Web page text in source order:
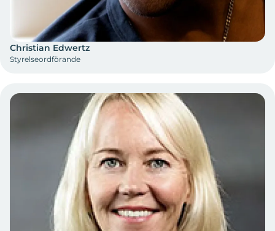
Christian Edwertz
Styrelseordförande